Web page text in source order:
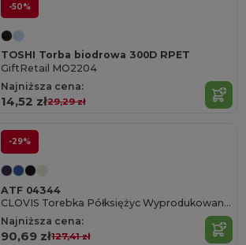
-50%
TOSHI Torba biodrowa 300D RPET
GiftRetail MO2204
Najniższa cena:
14,52 zł29,29 zł
-29%
ATF 04344
CLOVIS Torebka Półksiężyc Wyprodukowana We Francji
Najniższa cena:
90,69 zł127,41 zł